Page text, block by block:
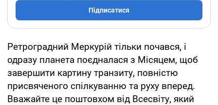
Підписатися
Ретроградний Меркурій тільки почався, і
одразу планета поєдналася з Місяцем, щоб
завершити картину транзиту, повністю
присвяченого спілкуванню та руху вперед.
Вважайте це поштовхом від Всесвіту, який